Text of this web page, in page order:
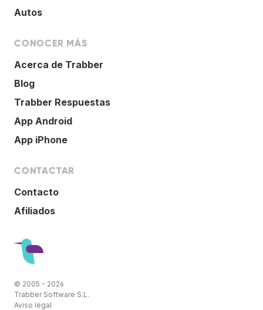
Autos
CONOCER MÁS
Acerca de Trabber
Blog
Trabber Respuestas
App Android
App iPhone
CONTACTAR
Contacto
Afiliados
© 2005 - 2026
Trabber Software S.L.
Aviso legal